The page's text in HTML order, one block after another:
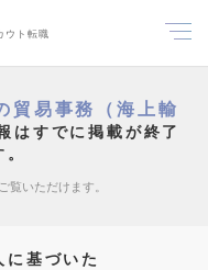
ウト転職
貿易事務（海上輸
はすでに掲載が終了
覧いただけます。
に基づいた